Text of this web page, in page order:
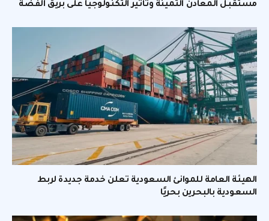
مستقبل المعادن الثمينة وتأثير التكنولوجيا على بريق الفضة
الهيئة العامة للموانئ السعودية تعلن خدمة جديدة لربط
السعودية بالبحرين بحريًا